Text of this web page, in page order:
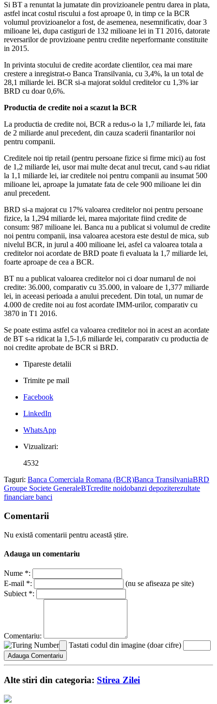
Si BT a renuntat la jumatate din provizioanele pentru darea in plata,
astfel incat costul riscului a fost aproape 0, in timp ce la BCR
volumul provizioanelor a fost, de asemenea, nesemnificativ, doar 3
milioane lei, dupa castiguri de 132 milioane lei in T1 2016, datorate
reversarilor de provizioane pentru credite neperformante constituite
in 2015.
In privinta stocului de credite acordate clientilor, cea mai mare
crestere a inregistrat-o Banca Transilvania, cu 3,4%, la un total de
28,1 miliarde lei. BCR si-a majorat soldul creditelor cu 1,3% iar
BRD cu doar 0,6%.
Productia de credite noi a scazut la BCR
La productia de credite noi, BCR a redus-o la 1,7 miliarde lei, fata
de 2 miliarde anul precedent, din cauza scaderii finantarilor noi
pentru companii.
Creditele noi tip retail (pentru persoane fizice si firme mici) au fost
de 1,2 miliarde lei, usor mai multe decat anul trecut, cand s-au ridiat
la 1,1 miliarde lei, iar creditele noi pentru companii au insumat 500
milioane lei, aproape la jumatate fata de cele 900 milioane lei din
anul precedent.
BRD si-a majorat cu 17% valoarea creditelor noi pentru persoane
fizice, la 1,294 miliarde lei, marea majoritate fiind credite de
consum: 987 milioane lei. Banca nu a publicat si volumul de credite
noi pentru companii, insa valoarea acestora este destul de mica, sub
nivelul BCR, in jurul a 400 milioane lei, asfel ca valoarea totala a
creditelor noi acordate de BRD poate fi evaluata la 1,7 miliarde lei,
foarte aproape de cea a BCR.
BT nu a publicat valoarea creditelor noi ci doar numarul de noi
credite: 36.000, comparativ cu 35.000, in valoare de 1,377 miliarde
lei, in aceeasi perioada a anului precedent. Din total, un numar de
4.000 de credite noi au fost acordate IMM-urilor, comparativ cu
3870 in T1 2016.
Se poate estima astfel ca valoarea creditelor noi in acest an acordate
de BT s-a ridicat la 1,5-1,6 miliarde lei, comparativ cu productia de
noi credite aprobate de BCR si BRD.
Tipareste detalii
Trimite pe mail
Facebook
LinkedIn
WhatsApp
Vizualizari:
4532
Taguri: Banca Comerciala Romana (BCR)Banca TransilvaniaBRD
Groupe Societe GeneraleBTcredite noidobanzi depoziterezultate
financiare banci
Comentarii
Nu există comentarii pentru această știre.
Adauga un comentariu
Nume *:
E-mail *:
(nu se afiseaza pe site)
Subiect *:
Comentariu:
Tastati codul din imagine (doar cifre)
Alte stiri din categoria: Stirea Zilei